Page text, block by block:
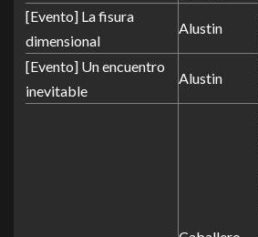
[Evento] La fisura
dimensional
Alustin
[Evento] Un encuentro
inevitable
Alustin